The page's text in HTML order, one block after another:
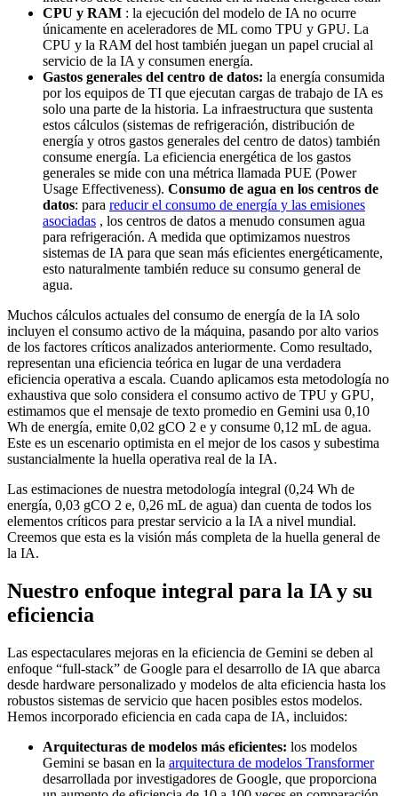
CPU y RAM : la ejecución del modelo de IA no ocurre
únicamente en aceleradores de ML como TPU y GPU. La
CPU y la RAM del host también juegan un papel crucial al
servicio de la IA y consumen energía.
Gastos generales del centro de datos: la energía consumida
por los equipos de TI que ejecutan cargas de trabajo de IA es
solo una parte de la historia. La infraestructura que sustenta
estos cálculos (sistemas de refrigeración, distribución de
energía y otros gastos generales del centro de datos) también
consume energía. La eficiencia energética de los gastos
generales se mide con una métrica llamada PUE (Power
Usage Effectiveness). Consumo de agua en los centros de
datos: para reducir el consumo de energía y las emisiones
asociadas , los centros de datos a menudo consumen agua
para refrigeración. A medida que optimizamos nuestros
sistemas de IA para que sean más eficientes energéticamente,
esto naturalmente también reduce su consumo general de
agua.
Muchos cálculos actuales del consumo de energía de la IA solo
incluyen el consumo activo de la máquina, pasando por alto varios
de los factores críticos analizados anteriormente. Como resultado,
representan una eficiencia teórica en lugar de una verdadera
eficiencia operativa a escala. Cuando aplicamos esta metodología no
exhaustiva que solo considera el consumo activo de TPU y GPU,
estimamos que el mensaje de texto promedio en Gemini usa 0,10
Wh de energía, emite 0,02 gCO 2 e y consume 0,12 mL de agua.
Este es un escenario optimista en el mejor de los casos y subestima
sustancialmente la huella operativa real de la IA.
Las estimaciones de nuestra metodología integral (0,24 Wh de
energía, 0,03 gCO 2 e, 0,26 mL de agua) dan cuenta de todos los
elementos críticos para prestar servicio a la IA a nivel mundial.
Creemos que esta es la visión más completa de la huella general de
la IA.
Nuestro enfoque integral para la IA y su
eficiencia
Las espectaculares mejoras en la eficiencia de Gemini se deben al
enfoque “full-stack” de Google para el desarrollo de IA que abarca
desde hardware personalizado y modelos de alta eficiencia hasta los
robustos sistemas de servicio que hacen posibles estos modelos.
Hemos incorporado eficiencia en cada capa de IA, incluidos:
Arquitecturas de modelos más eficientes: los modelos
Gemini se basan en la arquitectura de modelos Transformer
desarrollada por investigadores de Google, que proporciona